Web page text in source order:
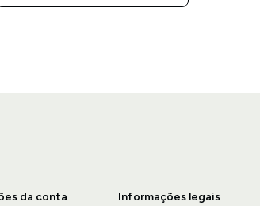
da conta Informações legais